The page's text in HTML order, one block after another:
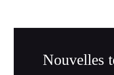
Nouvelles